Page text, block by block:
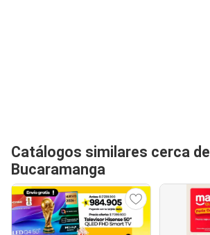
Catálogos similares cerca de
Bucaramanga